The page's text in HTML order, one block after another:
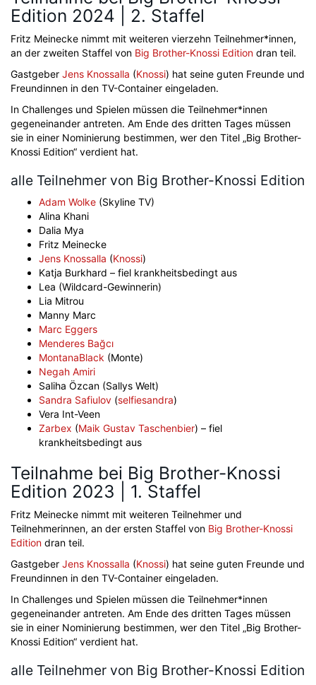
Edition 2024 | 2. Staffel
Fritz Meinecke nimmt mit weiteren vierzehn Teilnehmer*innen,
an der zweiten Staffel von Big Brother-Knossi Edition dran teil.
Gastgeber Jens Knossalla (Knossi) hat seine guten Freunde und
Freundinnen in den TV-Container eingeladen.
In Challenges und Spielen müssen die Teilnehmer*innen
gegeneinander antreten. Am Ende des dritten Tages müssen
sie in einer Nominierung bestimmen, wer den Titel „Big Brother-
Knossi Edition“ verdient hat.
alle Teilnehmer von Big Brother-Knossi Edition
Adam Wolke (Skyline TV)
Alina Khani
Dalia Mya
Fritz Meinecke
Jens Knossalla (Knossi)
Katja Burkhard – fiel krankheitsbedingt aus
Lea (Wildcard-Gewinnerin)
Lia Mitrou
Manny Marc
Marc Eggers
Menderes Bağcı
MontanaBlack (Monte)
Negah Amiri
Saliha Özcan (Sallys Welt)
Sandra Safiulov (selfiesandra)
Vera Int-Veen
Zarbex (Maik Gustav Taschenbier) – fiel
krankheitsbedingt aus
Teilnahme bei Big Brother-Knossi
Edition 2023 | 1. Staffel
Fritz Meinecke nimmt mit weiteren Teilnehmer und
Teilnehmerinnen, an der ersten Staffel von Big Brother-Knossi
Edition dran teil.
Gastgeber Jens Knossalla (Knossi) hat seine guten Freunde und
Freundinnen in den TV-Container eingeladen.
In Challenges und Spielen müssen die Teilnehmer*innen
gegeneinander antreten. Am Ende des dritten Tages müssen
sie in einer Nominierung bestimmen, wer den Titel „Big Brother-
Knossi Edition“ verdient hat.
alle Teilnehmer von Big Brother-Knossi Edition